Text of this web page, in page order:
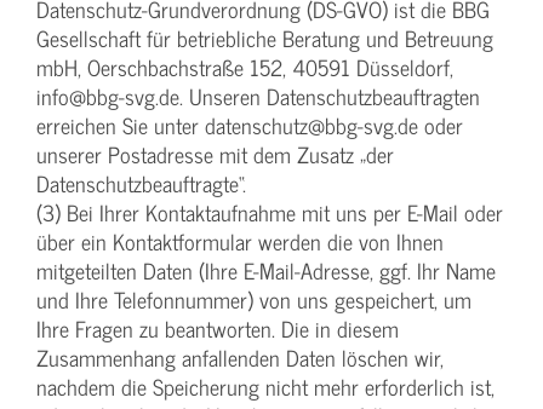
Datenschutz-Grundverordnung (DS-GVO) ist die BBG
Gesellschaft für betriebliche Beratung und Betreuung
mbH, Oerschbachstraße 152, 40591 Düsseldorf,
info@bbg-svg.de. Unseren Datenschutzbeauftragten
erreichen Sie unter datenschutz@bbg-svg.de oder
unserer Postadresse mit dem Zusatz „der
Datenschutzbeauftragte“.
(3) Bei Ihrer Kontaktaufnahme mit uns per E-Mail oder
über ein Kontaktformular werden die von Ihnen
mitgeteilten Daten (Ihre E-Mail-Adresse, ggf. Ihr Name
und Ihre Telefonnummer) von uns gespeichert, um
Ihre Fragen zu beantworten. Die in diesem
Zusammenhang anfallenden Daten löschen wir,
nachdem die Speicherung nicht mehr erforderlich ist,